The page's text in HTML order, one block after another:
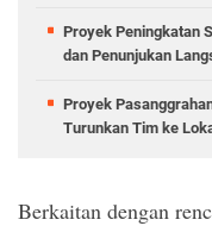
Proyek Peningkatan
dan Penunjukan
Proyek
Turunkan Tim ke
Berkaitan dengan